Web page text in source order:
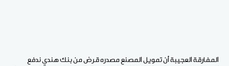
المفارقة العجيبة أن تمويل المصنع مصدره قرض من بنك هندي ندفع